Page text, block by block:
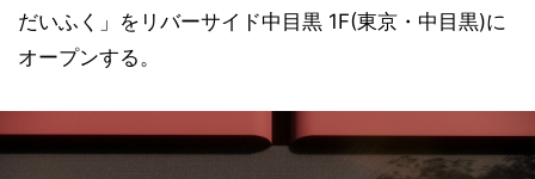
だいふく」をリバーサイド中目黒 1F(東京・中目黒)に
オープンする。